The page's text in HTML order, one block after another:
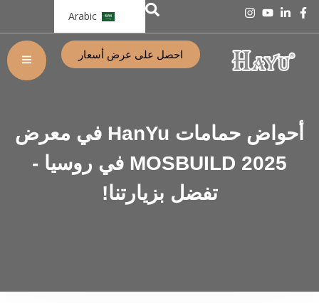
Arabic
احصل على عرض أسعار
أحواض حمامات HanYu في معرض
MOSBUILD 2025 في روسيا -
تفضل بزيارتنا!